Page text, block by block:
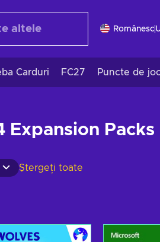
Românesc
Carduri FC27 Puncte de joc
Expansion Packs
Ștergeți toate